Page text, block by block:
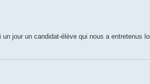
jour un candidat-élève qui nous a entretenus